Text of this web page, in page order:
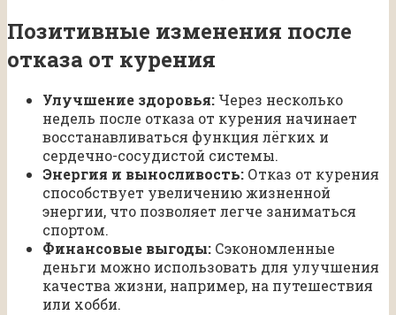
Позитивные изменения после
отказа от курения
Улучшение здоровья: Через несколько
недель после отказа от курения начинает
восстанавливаться функция лёгких и
сердечно-сосудистой системы.
Энергия и выносливость: Отказ от курения
способствует увеличению жизненной
энергии, что позволяет легче заниматься
спортом.
Финансовые выгоды: Сэкономленные
деньги можно использовать для улучшения
качества жизни, например, на путешествия
или хобби.